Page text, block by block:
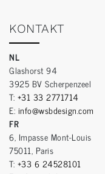
KONTAKT
NL
Glashorst 94
3925 BV Scherpenzeel
T: +31 33 2771714
E: info@wsbdesign.com
FR
6, Impasse Mont-Louis
75011, Paris
T: +33 6 24528101